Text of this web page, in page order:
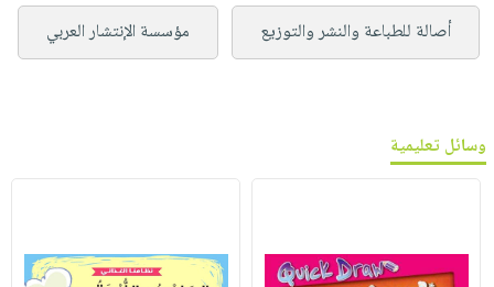
أصالة للطباعة والنشر والتوزيع مؤسسة الإنتشار العربي
وسائل تعليمية